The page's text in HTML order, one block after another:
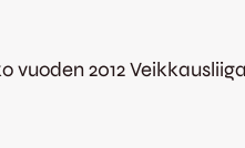
vuoden 2012